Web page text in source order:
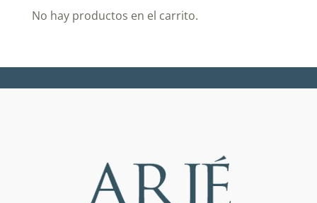
No hay productos en el carrito.